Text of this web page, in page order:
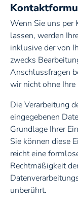
Wenn Sie uns per
lassen, werden
inklusive der von
zwecks
Anschlussfragen
wir nicht ohne
Die Verarbeitung
eingegebenen
Grundlage Ihrer
Sie können diese
reicht eine
Rechtmäßigkeit
unberührt.